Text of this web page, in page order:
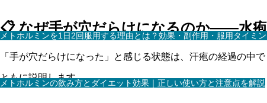
メトホルミンを1日2回服用する理由とは？効果・副作用・服用タイミ
メトホルミンの飲み方とダイエット効果｜正しい使い方と注意点を解説
📋 なぜ手が穴だらけになるのか——水
「手が穴だらけになった」と感じる状態は、汗疱の経過の中
ともに説明します。